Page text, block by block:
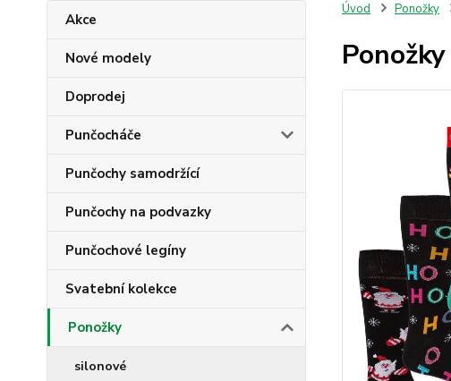
Akce
Nové modely
Doprodej
Punčocháče
Punčochy samodržící
Punčochy na podvazky
Punčochové legíny
Svatební kolekce
Ponožky
silonové
Úvod Ponožky